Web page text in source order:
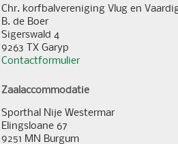
Chr. korfbalvereniging Vlug en
B. de Boer
Sigerswald 4
9263 TX Garyp
Contactformulier
Zaalaccommodatie
Sporthal Nije Westermar
Elingsloane 67
9251 MN Burgum